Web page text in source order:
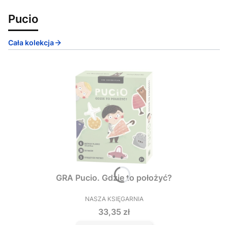
Pucio
Cała kolekcja
GRA Pucio. Gdzie to położyć?
PRODUCENT
NASZA KSIĘGARNIA
Cena
33,35 zł